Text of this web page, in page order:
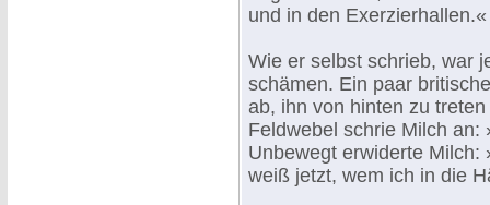
und in den Exerzierhallen.«
Wie er selbst schrieb, war
schämen. Ein paar
ab, ihn von hinten zu
Feldwebel schrie Milch an:
Unbewegt erwiderte Milch:
weiß jetzt, wem ich in die